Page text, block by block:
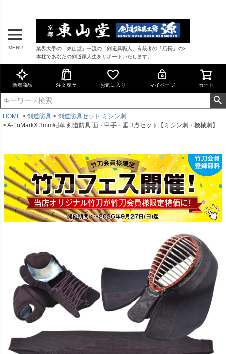
MENU
業界大手の「東山堂」一流の「剣道具職人」有段者の「店長」の3
本柱であなたの剣道家人生をサポートいたします。
新着商品 注文履歴 お気に入り マイページ カート
HOME 剣道防具
剣道防具セット ミシン刺
A-1αMarkX 3mm紺革 剣道防具 面・甲手・垂 3点セット【ミシン刺・機械刺】